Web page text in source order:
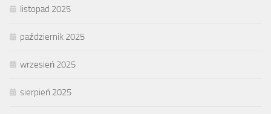
listopad 2025
październik 2025
wrzesień 2025
sierpień 2025